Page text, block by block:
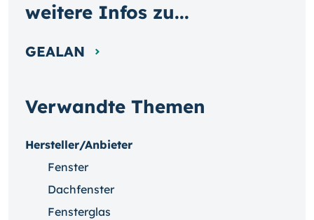
Verwandte Themen
Hersteller/Anbieter
Fenster
Dachfenster
Fensterglas
weitere Infos zu...
GEALAN